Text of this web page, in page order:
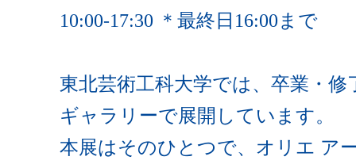
10:00-17:30 ＊最終日16:00まで
東北芸術工科大学では、卒業・
ギャラリーで展開しています。
本展はそのひとつで、オリエ ア